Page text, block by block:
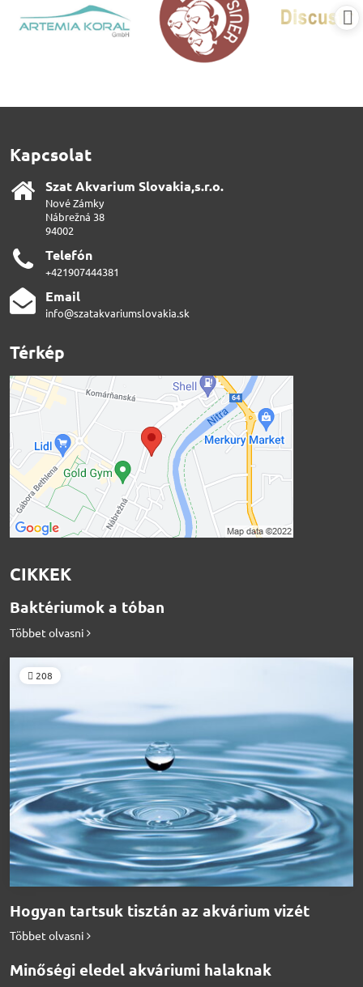
Kapcsolat
Szat Akvarium Slovakia,s​.r​.o​.
Nové Zámky
Nábrežná 38
94002
Telefón
+421907444381
Email
info@szatakvariumslovakia.sk
Térkép
CIKKEK
Baktériumok a tóban
Többet olvasni
208
Hogyan tartsuk tisztán az akvárium vizét
Többet olvasni
Minőségi eledel akváriumi halaknak